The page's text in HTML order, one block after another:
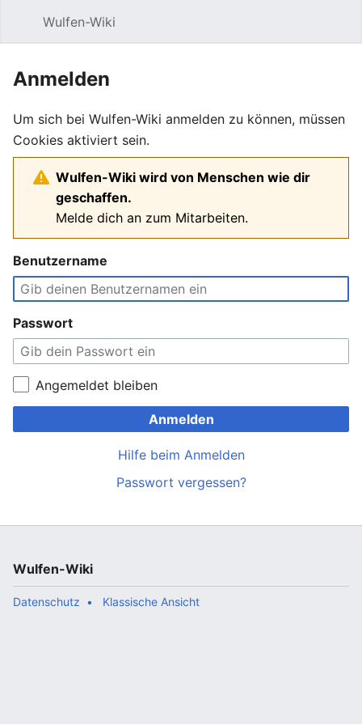
Wulfen-Wiki
Anmelden
Um sich bei Wulfen-Wiki anmelden zu können, müssen
Cookies aktiviert sein.
Wulfen-Wiki wird von Menschen wie dir
geschaffen.
Melde dich an zum Mitarbeiten.
Benutzername
Passwort
Angemeldet bleiben
Anmelden
Hilfe beim Anmelden
Passwort vergessen?
Wulfen-Wiki
Datenschutz Klassische Ansicht